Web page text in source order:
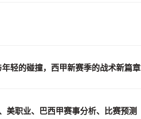
轻的碰撞，西甲新赛季的战术新篇章
美职业、巴西甲赛事分析、比赛预测